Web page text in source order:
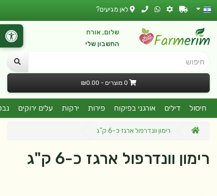
לאן מגיעים?
שלום, אורח
החשבון שלי
חיפוש
0 מוצרים - ₪0.00
חיסול דילים אורגני בפיקוח פירות ירקות עלים ירוקים
רימון וונדרפול ארגז כ-6 ק"ג
רימון וונדרפול ארגז כ-6 ק"ג